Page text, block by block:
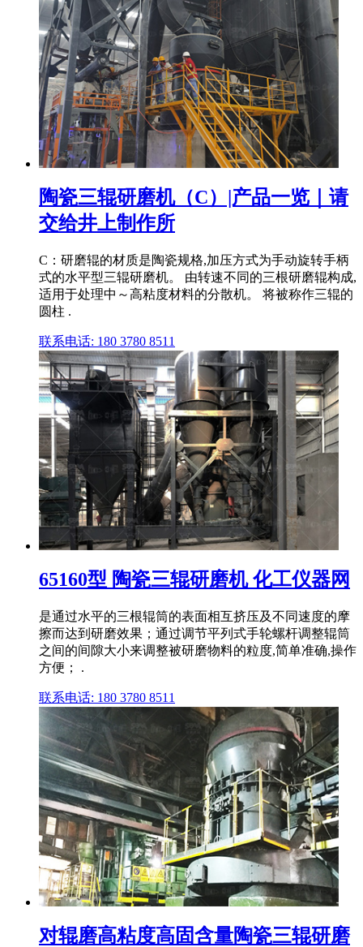
陶瓷三辊研磨机（C）|产品一览｜请
交给井上制作所
C：研磨辊的材质是陶瓷规格,加压方式为手动旋转手柄
式的水平型三辊研磨机。 由转速不同的三根研磨辊构成,
适用于处理中～高粘度材料的分散机。 将被称作三辊的
圆柱 .
联系电话: 180 3780 8511
65160型 陶瓷三辊研磨机 化工仪器网
是通过水平的三根辊筒的表面相互挤压及不同速度的摩
擦而达到研磨效果；通过调节平列式手轮螺杆调整辊筒
之间的间隙大小来调整被研磨物料的粒度,简单准确,操作
方便； .
联系电话: 180 3780 8511
对辊磨高粘度高固含量陶瓷三辊研磨